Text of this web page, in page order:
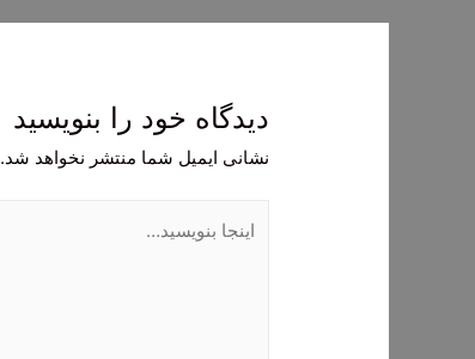
دیدگاه‌ خود را بنویسید
نشانی ایمیل شما منتشر نخواهد شد.
بنویسید…